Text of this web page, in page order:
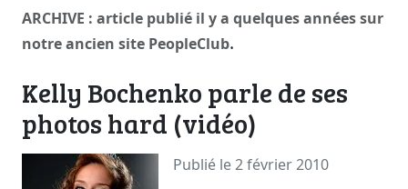
ARCHIVE : article publié il y a quelques années sur
notre ancien site PeopleClub.
Kelly Bochenko parle de ses
photos hard (vidéo)
Publié le 2 février 2010